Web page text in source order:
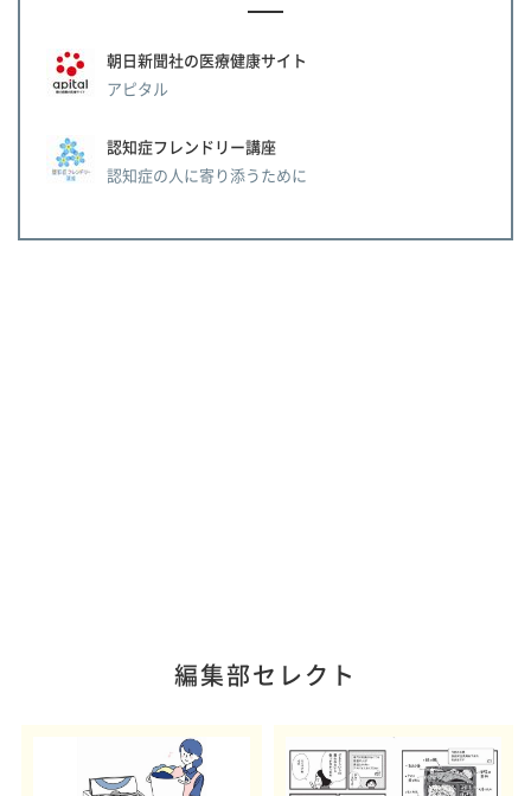
朝日新聞社の医療健康サイト
アピタル
認知症フレンドリー講座
認知症の人に寄り添うために
編集部セレクト